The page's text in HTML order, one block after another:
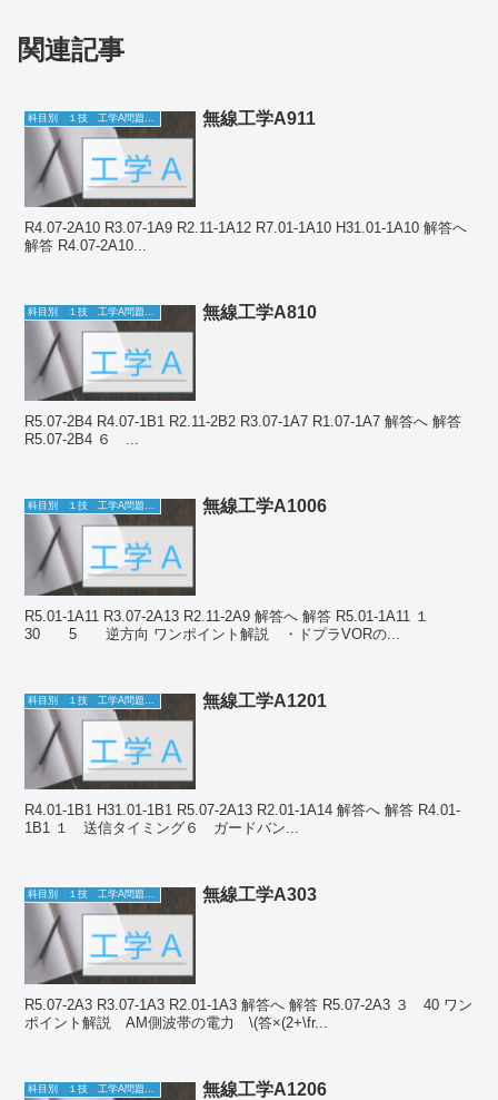
関連記事
無線工学A911
R4.07-2A10 R3.07-1A9 R2.11-1A12 R7.01-1A10 H31.01-1A10 解答へ
解答 R4.07-2A10...
無線工学A810
R5.07-2B4 R4.07-1B1 R2.11-2B2 R3.07-1A7 R1.07-1A7 解答へ 解答
R5.07-2B4 ６ ...
科目別 １技 工学A問題一覧 無線工学A1006
R5.01-1A11 R3.07-2A13 R2.11-2A9 解答へ 解答 R5.01-1A11 １
30 5 逆方向 ワンポイント解説 ・ドプラVORの...
無線工学A1201
R4.01-1B1 H31.01-1B1 R5.07-2A13 R2.01-1A14 解答へ 解答 R4.01-
1B1 １ 送信タイミング６ ガードバン...
科目別 １技 工学A問題一覧 無線工学A303
R5.07-2A3 R3.07-1A3 R2.01-1A3 解答へ 解答 R5.07-2A3 ３ 40 ワン
ポイント解説 AM側波帯の電力 \(答×(2+\fr...
無線工学A1206